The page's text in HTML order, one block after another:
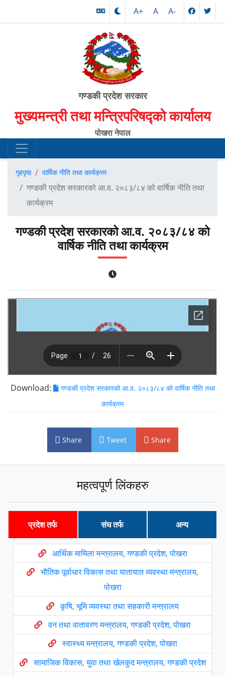
A+ A A-
गण्डकी प्रदेश सरकार
मुख्यमन्त्री तथा मन्त्रिपरिषद्को कार्यालय
पोखरा नेपाल
गृहपृष्ठ वार्षिक नीति तथा कार्यक्रम
गण्डकी प्रदेश सरकारको आ.व. २०८३/८४ को वार्षिक नीति तथा
कार्यक्रम
गण्डकी प्रदेश सरकारको आ.व. २०८३/८४ को
वार्षिक नीति तथा कार्यक्रम
Download:
गण्डकी प्रदेश सरकारको आ.व. २०८३/८४ को वार्षिक नीति तथा
कार्यक्रम
Share Tweet Share
महत्वपूर्ण लिंकहरु
प्रदेश तर्फ संघ तर्फ अन्य
आर्थिक मामिला मन्त्रालय, गण्डकी प्रदेश, पोखरा
भौतिक पूर्वाधार विकास तथा यातायात व्यवस्था मन्त्रालय,
पोखरा
कृषि, भूमि व्यवस्था तथा सहकारी मन्त्रालय
वन तथा वातावरण मन्त्रालय, गण्डकी प्रदेश, पोखरा
स्वास्थ्य मन्त्रालय, गण्डकी प्रदेश, पोखरा
सामाजिक विकास, युवा तथा खेलकुद मन्त्रालय, गण्डकी प्रदेश